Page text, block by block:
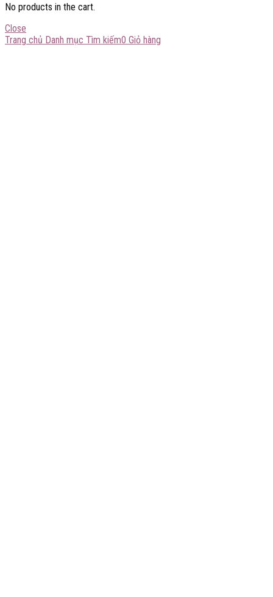
No products in the cart.
Close
Trang chủ Danh mục Tìm kiếm0 Giỏ hàng